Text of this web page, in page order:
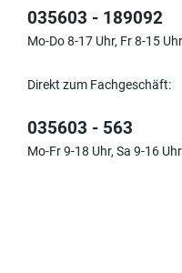
035603 - 189092
Mo-Do 8-17 Uhr, Fr 8-15 Uhr
Direkt zum Fachgeschäft:
035603 - 563
Mo-Fr 9-18 Uhr, Sa 9-16 Uhr